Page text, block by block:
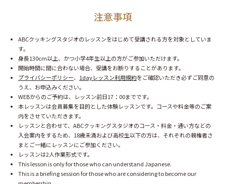
注意事項
ABCクッキングスタジオのレッスンをはじめて受講される方を対象としていま
す。
身長130cm以上、かつ小学4年生以上の方がご参加いただけます。
開始時間に間に合わない場合、受講をお断りすることがあります。
プライバシーポリシー、 1dayレッスン利用規約をご確認いただき必ずご同意の
うえ、お申込みください。
WEBからのご予約は、レッスン前日17：00までです。
本レッスンは会員募集を目的とした体験レッスンです。コースや料金等のご案
内をさせていただきます。
レッスンと合わせて、ABCクッキングスタジオのコース・料金・通い方などの
入会案内をするため、18歳未満および高校生以下の方は、それぞれの親権者さ
まとご一緒にレッスンにご参加ください。
レッスンは2人作業形式です。
This lesson is only for those who can understand Japanese.
This is a briefing session for those who are considering to become our